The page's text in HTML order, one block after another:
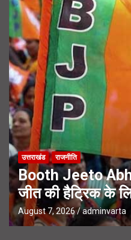
उत्तराखंड राजनीति
Booth Jeeto
जीत की हैट्रिक के
August 7, 2026 adminvarta